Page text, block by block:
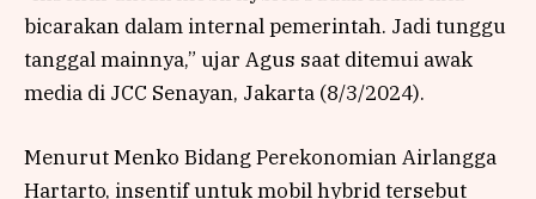
bicarakan dalam internal pemerintah. Jadi tunggu
tanggal mainnya,” ujar Agus saat ditemui awak
media di JCC Senayan, Jakarta (8/3/2024).
Menurut Menko Bidang Perekonomian Airlangga
Hartarto, insentif untuk mobil hybrid tersebut